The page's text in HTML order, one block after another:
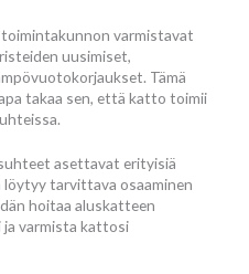
varmistavat
uusimiset,
Tämä
takaa sen, että katto toimii
asettavat erityisiä
tarvittava osaaminen
hoitaa aluskatteen
varmista kattosi